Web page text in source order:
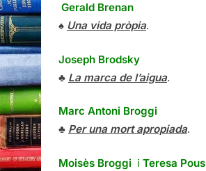
Gerald Brenan
♠ Una vida pròpia.
Joseph Brodsky
♣ La marca de l’aigua.
Marc Antoni Broggi
♣ Per una mort apropiada.
Moisès Broggi i Teresa Pous